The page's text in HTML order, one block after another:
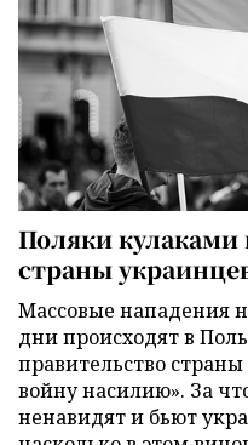
Поляки
страны
Массовые нападения
дни происходят в
правительство
войну насилию». За
ненавидят и бьют